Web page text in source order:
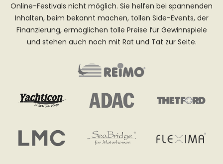
Online-Festivals nicht möglich. Sie helfen bei spannenden
Inhalten, beim bekannt machen, tollen Side-Events, der
Finanzierung, ermöglichen tolle Preise für Gewinnspiele
und stehen auch noch mit Rat und Tat zur Seite.